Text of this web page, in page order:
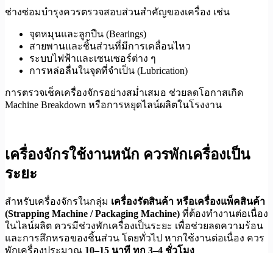
ช่างซ่อมบำรุงควรตรวจสอบส่วนสำคัญของเครื่อง เช่น
จุดหมุนและลูกปืน (Bearings)
สายพานและชิ้นส่วนที่มีการเคลื่อนไหว
ระบบไฟฟ้าและเซนเซอร์ต่าง ๆ
การหล่อลื่นในจุดที่จำเป็น (Lubrication)
การตรวจเช็คเครื่องจักรอย่างสม่ำเสมอ ช่วยลดโอกาสเกิด
Machine Breakdown หรือการหยุดไลน์ผลิตในโรงงาน
เครื่องจักรใช้งานหนัก ควรพักเครื่องเป็น
ระยะ
สำหรับเครื่องจักรในกลุ่ม เครื่องรัดสินค้า หรือเครื่องแพ็คสินค้า
(Strapping Machine / Packaging Machine) ที่ต้องทำงานต่อเนื่อง
ในไลน์ผลิต ควรมีช่วงพักเครื่องเป็นระยะ เพื่อช่วยลดความร้อน
และการสึกหรอของชิ้นส่วน โดยทั่วไป หากใช้งานต่อเนื่อง ควร
พักเครื่องประมาณ 10–15 นาที ทุก 3–4 ชั่วโมง